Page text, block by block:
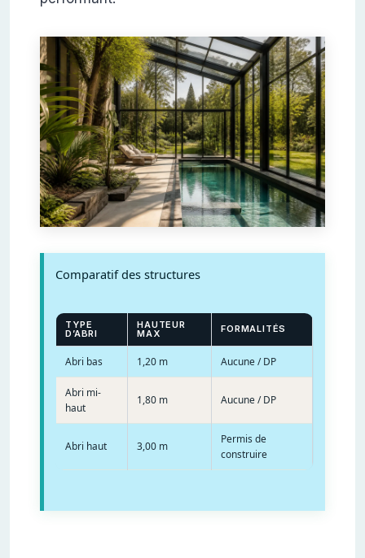
Comparatif des structures
TYPE
D’ABRI
HAUTEUR
MAX FORMALITÉS
Abri bas 1,20 m Aucune / DP
Abri mi-
haut
1,80 m Aucune / DP
Abri haut 3,00 m
Permis de
construire